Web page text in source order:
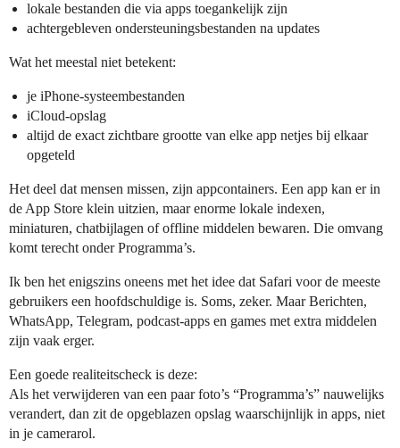
lokale bestanden die via apps toegankelijk zijn
achtergebleven ondersteuningsbestanden na updates
Wat het meestal niet betekent:
je iPhone-systeembestanden
iCloud-opslag
altijd de exact zichtbare grootte van elke app netjes bij elkaar
opgeteld
Het deel dat mensen missen, zijn appcontainers. Een app kan er in
de App Store klein uitzien, maar enorme lokale indexen,
miniaturen, chatbijlagen of offline middelen bewaren. Die omvang
komt terecht onder Programma’s.
Ik ben het enigszins oneens met het idee dat Safari voor de meeste
gebruikers een hoofdschuldige is. Soms, zeker. Maar Berichten,
WhatsApp, Telegram, podcast-apps en games met extra middelen
zijn vaak erger.
Een goede realiteitscheck is deze:
Als het verwijderen van een paar foto’s “Programma’s” nauwelijks
verandert, dan zit de opgeblazen opslag waarschijnlijk in apps, niet
in je camerarol.